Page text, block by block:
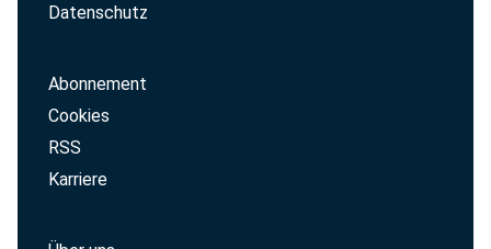
Datenschutz
Abonnement
Cookies
RSS
Karriere